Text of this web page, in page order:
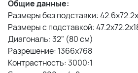
Общие данные:
Размеры без подставки:
Размеры с подставкой:
Диагональ: 32" (80 см)
Разрешение: 1366x768
Контрастность: 3000:1